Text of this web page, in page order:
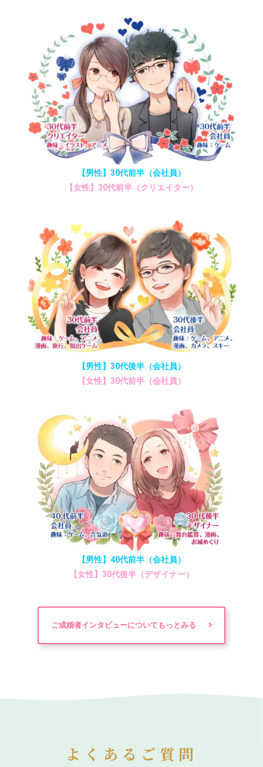
【男性】30代前半（会社員）
【女性】30代前半（クリエイター）
【男性】30代後半（会社員）
【女性】30代前半（会社員）
【男性】40代前半（会社員）
【女性】30代後半（デザイナー）
ご成婚者インタビューについてもっとみる
よくあるご質問